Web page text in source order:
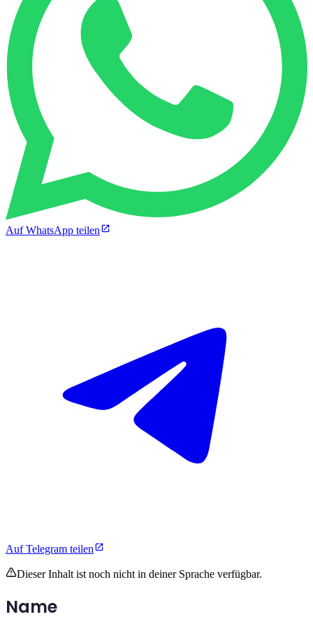
Auf WhatsApp teilen
Auf Telegram teilen
Dieser Inhalt ist noch nicht in deiner Sprache verfügbar.
Name